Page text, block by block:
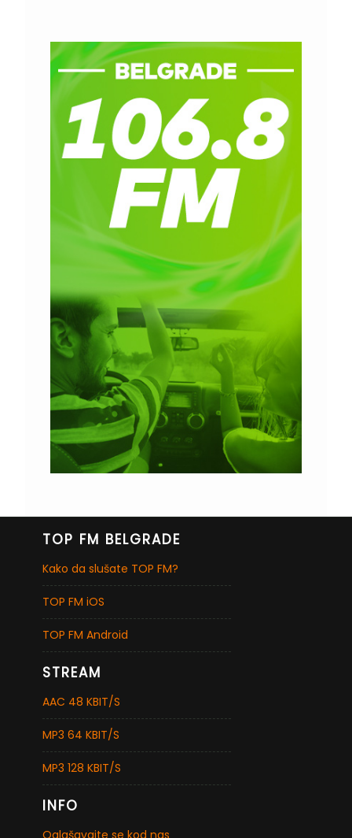
TOP FM BELGRADE
Kako da slušate TOP FM?
TOP FM iOS
TOP FM Android
STREAM
AAC 48 KBIT/S
MP3 64 KBIT/S
MP3 128 KBIT/S
INFO